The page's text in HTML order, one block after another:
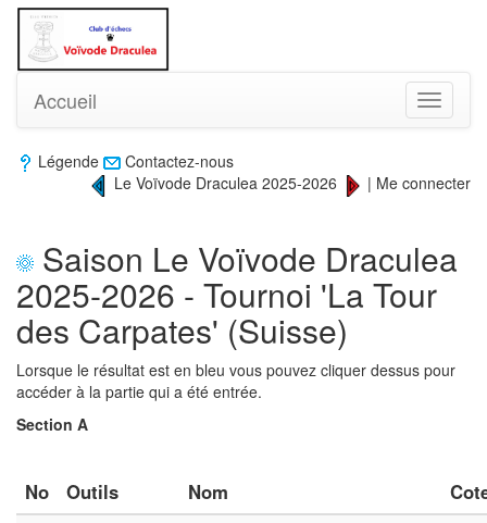
Toggle
Accueil
Légende
Contactez-nous
Le Voïvode Draculea 2025-2026
| Me connecter
Saison Le Voïvode Draculea
2025-2026 - Tournoi 'La Tour
des Carpates' (Suisse)
Lorsque le résultat est en bleu vous pouvez cliquer dessus pour
accéder à la partie qui a été entrée.
Section A
No Outils Nom